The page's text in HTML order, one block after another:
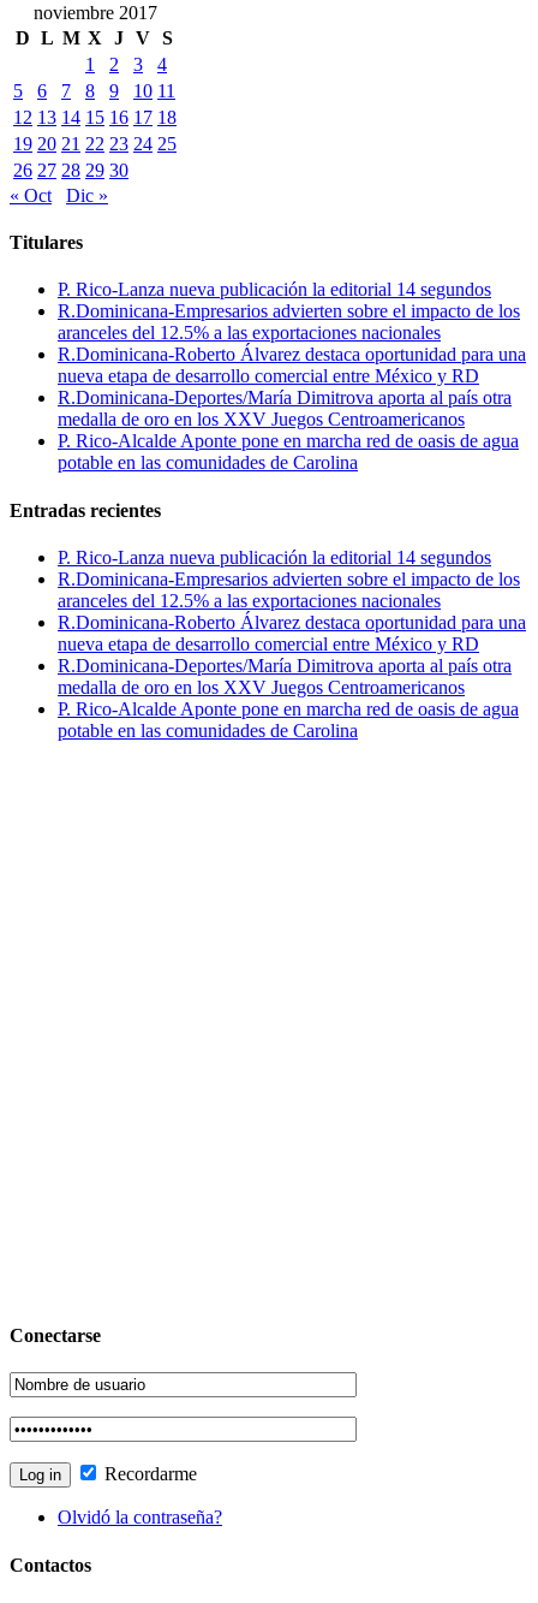
noviembre 2017
D L M X J V S
1
2 3
4
5
6 7 8 9 10 11
12 13 14 15 16 17 18
19 20 21 22 23 24 25
26 27 28 29 30
« Oct
Dic »
Titulares
P. Rico-Lanza nueva publicación la editorial 14 segundos
R.Dominicana-Empresarios advierten sobre el impacto de los
aranceles del 12.5% a las exportaciones nacionales
R.Dominicana-Roberto Álvarez destaca oportunidad para una
nueva etapa de desarrollo comercial entre México y RD
R.Dominicana-Deportes/María Dimitrova aporta al país otra
medalla de oro en los XXV Juegos Centroamericanos
P. Rico-Alcalde Aponte pone en marcha red de oasis de agua
potable en las comunidades de Carolina
Entradas recientes
P. Rico-Lanza nueva publicación la editorial 14 segundos
R.Dominicana-Empresarios advierten sobre el impacto de los
aranceles del 12.5% a las exportaciones nacionales
R.Dominicana-Roberto Álvarez destaca oportunidad para una
nueva etapa de desarrollo comercial entre México y RD
R.Dominicana-Deportes/María Dimitrova aporta al país otra
medalla de oro en los XXV Juegos Centroamericanos
P. Rico-Alcalde Aponte pone en marcha red de oasis de agua
potable en las comunidades de Carolina
Conectarse
Recordarme
Olvidó la contraseña?
Contactos